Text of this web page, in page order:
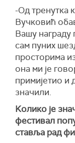
-Од тренутка
Вучковић
Вашу награду
сам пуних
просторима
она ми је
примијетио и
значили.
Kолико је
фестивал
ставља рад